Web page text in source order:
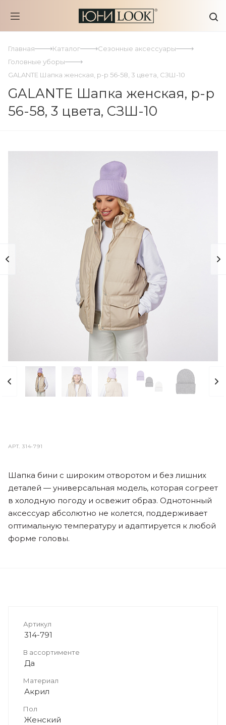
Главная Каталог
Сезонные аксессуары
Головные уборы
GALANTE Шапка женская, р-р 56-58, 3 цвета, СЗШ-10
GALANTE Шапка женская, р-р
56-58, 3 цвета, СЗШ-10
АРТ.314-791
Шапка бини с широким отворотом и без лишних
деталей — универсальная модель, которая согреет
в холодную погоду и освежит образ. Однотонный
аксессуар абсолютно не колется, поддерживает
оптимальную температуру и адаптируется к любой
форме головы.
Артикул
314-791
В ассортименте
Да
Материал
Акрил
Пол
Женский